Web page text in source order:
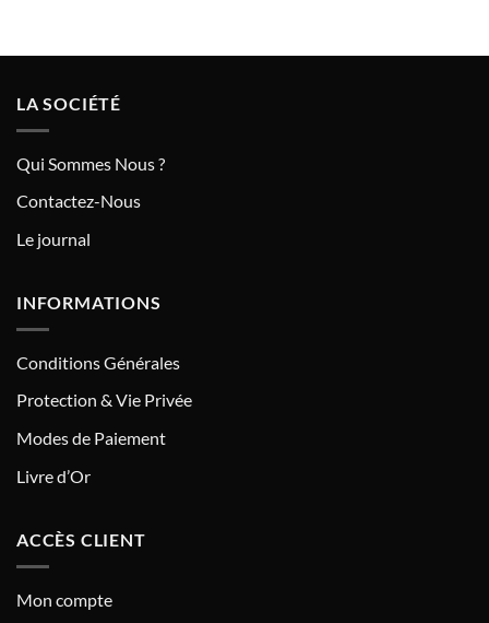
LA SOCIÉTÉ
Qui Sommes Nous ?
Contactez-Nous
Le journal
INFORMATIONS
Conditions Générales
Protection & Vie Privée
Modes de Paiement
Livre d’Or
ACCÈS CLIENT
Mon compte